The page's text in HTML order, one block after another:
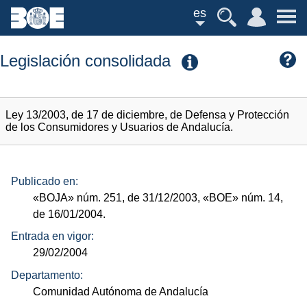
es
Legislación consolidada
Ley 13/2003, de 17 de diciembre, de Defensa y Protección
de los Consumidores y Usuarios de Andalucía.
Publicado en:
«BOJA» núm. 251, de 31/12/2003,«BOE» núm. 14,
de 16/01/2004.
Entrada en vigor:
29/02/2004
Departamento:
Comunidad Autónoma de Andalucía